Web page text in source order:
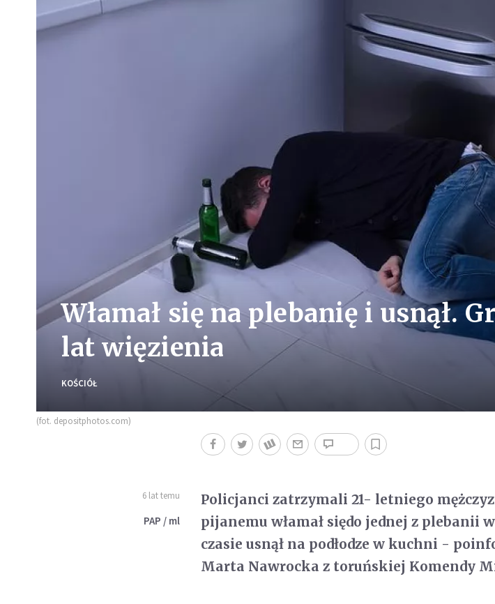
Włamał się na plebanię i usnął.
lat więzienia
KOŚCIÓŁ
(fot. depositphotos.com)
6 lat temu
PAP / ml
Policjanci zatrzymali 21- letniego
pijanemu włamał siędo jednej z plebanii
czasie usnął na podłodze w kuchni -
Marta Nawrocka z toruńskiej Komendy